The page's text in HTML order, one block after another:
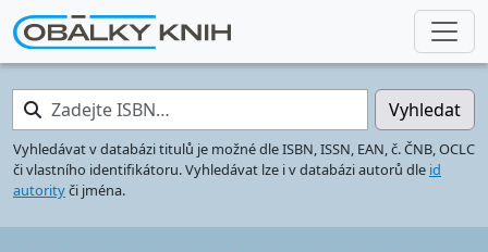
Zadejte ISBN… Vyhledat
Vyhledávat v databázi titulů je možné dle ISBN, ISSN, EAN, č. ČNB, OCLC
či vlastního identifikátoru. Vyhledávat lze i v databázi autorů dle id
autorityči jména.